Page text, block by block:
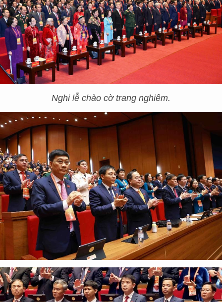
Nghi lễ chào cờ trang nghiêm.